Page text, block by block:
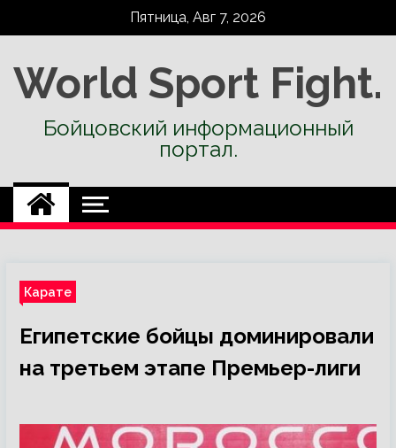
Пятница, Авг 7, 2026
World Sport Fight.
Бойцовский информационный
портал.
Карате
Египетские бойцы доминировали
на третьем этапе Премьер-лиги